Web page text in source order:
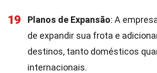
19 Planos de Expansão: A
de expandir sua frota e
destinos, tanto domésticos
internacionais.